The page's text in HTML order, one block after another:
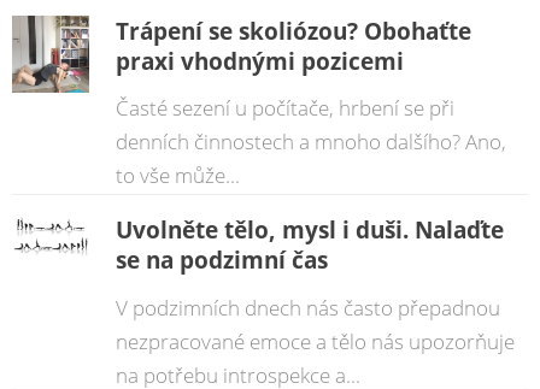
Trápení se skoliózou? Obohaťte
praxi vhodnými pozicemi
Časté sezení u počítače, hrbení se při
denních činnostech a mnoho dalšího? Ano,
to vše může...
Uvolněte tělo, mysl i duši. Nalaďte
se na podzimní čas
V podzimních dnech nás často přepadnou
nezpracované emoce a tělo nás upozorňuje
na potřebu introspekce a...